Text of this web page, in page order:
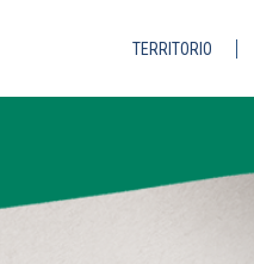
TERRITORIO